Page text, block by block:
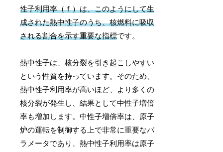
性子利用率（ｆ）は、このようにして生
成された熱中性子のうち、核燃料に吸収
される割合を示す重要な指標です。
熱中性子は、核分裂を引き起こしやすい
という性質を持っています。そのため、
熱中性子利用率が高いほど、より多くの
核分裂が発生し、結果として中性子増倍
率も増加します。中性子増倍率は、原子
炉の運転を制御する上で非常に重要なパ
ラメータであり、熱中性子利用率は原子